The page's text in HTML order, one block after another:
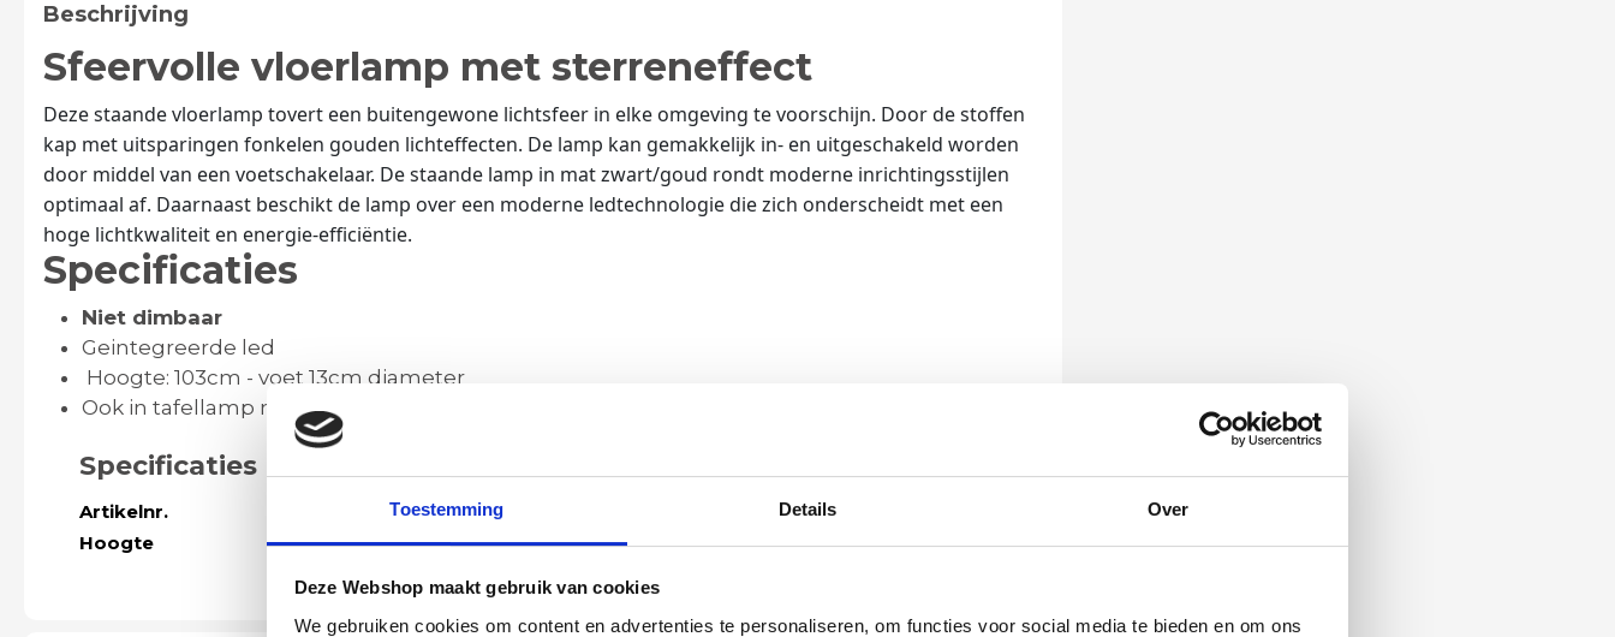
Toestemming Details Over
Deze Webshop maakt gebruik van cookies
We gebruiken cookies om content en advertenties te personaliseren, om functies voor social media te bieden en om ons
Beschrijving
Sfeervolle vloerlamp met sterreneffect
Deze staande vloerlamp tovert een buitengewone lichtsfeer in elke omgeving te voorschijn. Door de stoffen
kap met uitsparingen fonkelen gouden lichteffecten. De lamp kan gemakkelijk in- en uitgeschakeld worden
door middel van een voetschakelaar. De staande lamp in mat zwart/goud rondt moderne inrichtingsstijlen
optimaal af. Daarnaast beschikt de lamp over een moderne ledtechnologie die zich onderscheidt met een
hoge lichtkwaliteit en energie-efficiëntie.
Specificaties
Niet dimbaar
Geintegreerde led
Hoogte: 103cm - voet 13cm diameter
Ook in tafellamp model verkrijgbaar
Specificaties
Artikelnr.
43632
Hoogte
1030 mm